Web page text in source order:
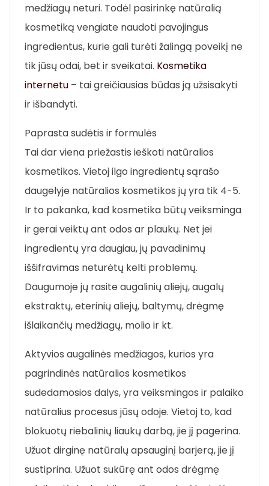
medžiagų neturi. Todėl pasirinkę natūralią
kosmetiką vengiate naudoti pavojingus
ingredientus, kurie gali turėti žalingą poveikį ne
tik jūsų odai, bet ir sveikatai. Kosmetika
internetu – tai greičiausias būdas ją užsisakyti
ir išbandyti.
Paprasta sudėtis ir formulės
Tai dar viena priežastis ieškoti natūralios
kosmetikos. Vietoj ilgo ingredientų sąrašo
daugelyje natūralios kosmetikos jų yra tik 4-5.
Ir to pakanka, kad kosmetika būtų veiksminga
ir gerai veiktų ant odos ar plaukų. Net jei
ingredientų yra daugiau, jų pavadinimų
iššifravimas neturėtų kelti problemų.
Daugumoje jų rasite augalinių aliejų, augalų
ekstraktų, eterinių aliejų, baltymų, drėgmę
išlaikančių medžiagų, molio ir kt.
Aktyvios augalinės medžiagos, kurios yra
pagrindinės natūralios kosmetikos
sudedamosios dalys, yra veiksmingos ir palaiko
natūralius procesus jūsų odoje. Vietoj to, kad
blokuotų riebalinių liaukų darbą, jie jį pagerina.
Užuot dirginę natūralų apsauginį barjerą, jie jį
sustiprina. Užuot sukūrę ant odos drėgmę